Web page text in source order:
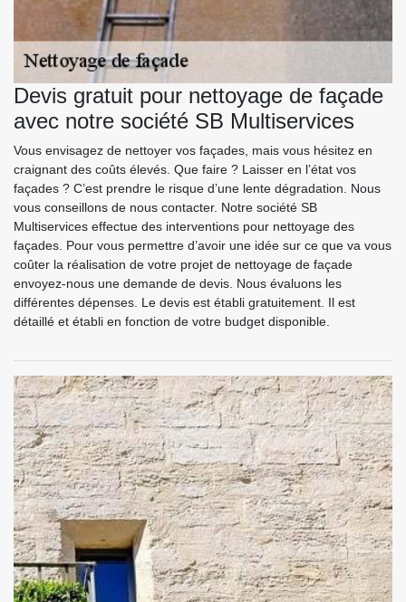
Devis gratuit pour nettoyage de façade
avec notre société SB Multiservices
Vous envisagez de nettoyer vos façades, mais vous hésitez en
craignant des coûts élevés. Que faire ? Laisser en l’état vos
façades ? C’est prendre le risque d’une lente dégradation. Nous
vous conseillons de nous contacter. Notre société SB
Multiservices effectue des interventions pour nettoyage des
façades. Pour vous permettre d’avoir une idée sur ce que va vous
coûter la réalisation de votre projet de nettoyage de façade
envoyez-nous une demande de devis. Nous évaluons les
différentes dépenses. Le devis est établi gratuitement. Il est
détaillé et établi en fonction de votre budget disponible.